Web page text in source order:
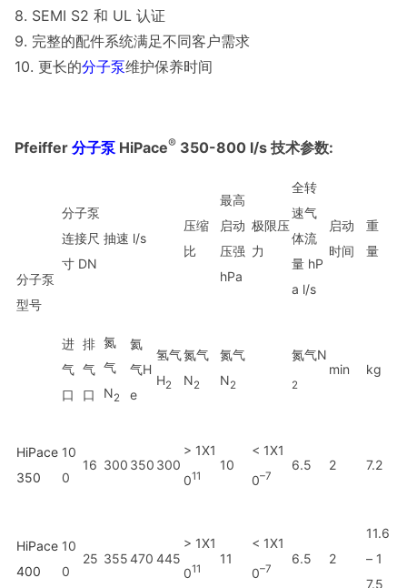
8. SEMI S2 和 UL 认证
9. 完整的配件系统满足不同客户需求
10. 更长的分子泵维护保养时间
Pfeiffer 分子泵 HiPace® 350-800 l/s 技术参数:
分子泵
型号
分子泵
连接尺
寸 DN
抽速 l/s
压缩
比
最高
启动
压强
hPa
极限压
力
全转
速气
体流
量 hP
a l/s
启动
时间
重
量
进
气
口
排
气
口
氮
气
N2
氦
气H
e
氢气
H2
氮气
N2
氮气
N2
氮气N
2
min kg
HiPace
350
10
0
16 300 350 300
> 1X1
011
10
< 1X1
0–7
6.5 2 7.2
HiPace
400
10
0
25 355470 445
> 1X1
011
11
< 1X1
0–7
6.5 2
11.6
– 1
7.5